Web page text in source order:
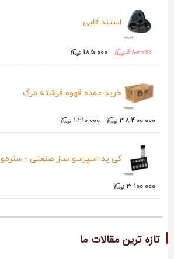
استند قلبی
480.000
185.000
خرید عمده قهوه فرشته مرگ
38.400.000
1.210.000
کی پد اسپرسو ساز صنعتی - سنرمو
3.100.000
تازه ترین مقالات ما